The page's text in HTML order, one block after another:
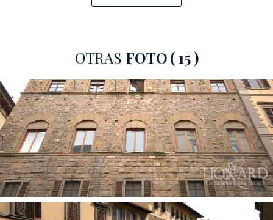
lunetos y sobre ménsulas de piedra al final de la factura
el pretigioso ambientes vecinos, soportes fuertes de
piedra y pilares octogonales con capiteles de estilo
gótico. El edificio en venta en el centro histórico de
Florencia se somete a protección por parte del
Ministerio de Patrimonio Cultural y Ambiental, por lo
tanto, la restauración ha tenido un fuerte conservador
dirigido a la búsqueda de formas y materiales
originales.La casa de lujo en venta en el segundo piso
con ascensor, que abarca 150 metros cuadrados se
caracteriza por una sala de estar grande y elegante,
OTRAS FOTO( 15 )